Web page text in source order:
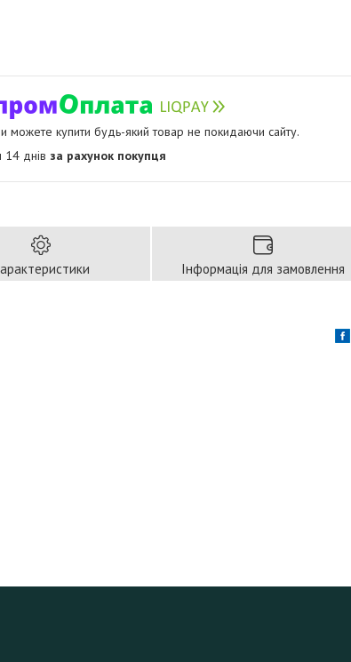
можете купити будь-який товар не покидаючи сайту.
14 днів за рахунок покупця
Інформація для замовлення